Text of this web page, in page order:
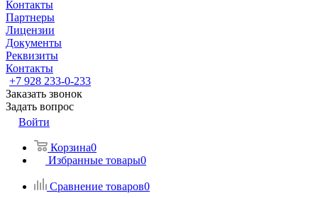
Контакты
Партнеры
Лицензии
Документы
Реквизиты
Контакты
+7 928 233-0-233
Заказать звонок
Задать вопрос
Войти
Корзина0
Избранные товары0
Сравнение товаров0